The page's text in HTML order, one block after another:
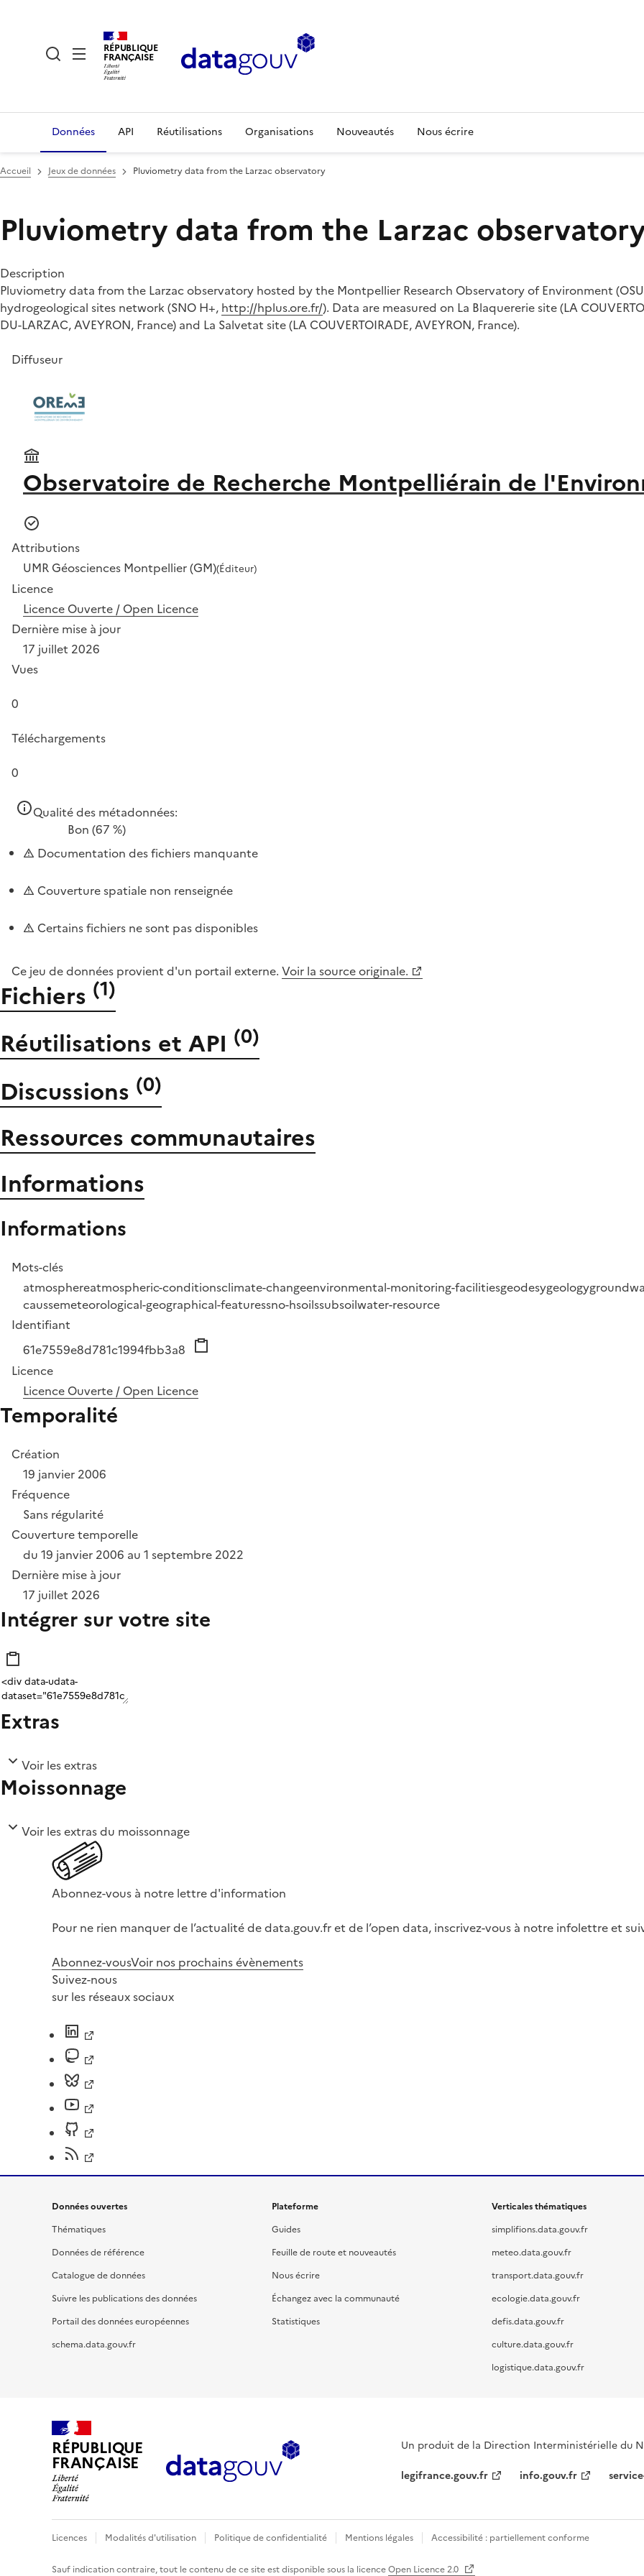
RÉPUBLIQUE
FRANÇAISE
Données API Réutilisations Organisations Nouveautés Nous écrire
Accueil Jeux de données Pluviometry data from the Larzac observatory
Pluviometry data from the Larzac
Description
Pluviometry data from the Larzac observatory hosted by the Montpellier Research Observatory of Environment (OSU
hydrogeological sites network (SNO H+, http://hplus.ore.fr/). Data are measured on La Blaquererie site (LA
DU-LARZAC, AVEYRON, France) and La Salvetat site (LA COUVERTOIRADE, AVEYRON, France).
Diffuseur
Observatoire de Recherche Montpelliérain de
Attributions
UMR Géosciences Montpellier (GM)(Éditeur)
Licence
Licence Ouverte / Open Licence
Dernière mise à jour
17 juillet 2026
Vues
0
Téléchargements
0
Qualité des métadonnées:
Bon (67 %)
Documentation des fichiers manquante
Couverture spatiale non renseignée
Certains fichiers ne sont pas disponibles
Ce jeu de données provient d'un portail externe. Voir la source originale.
Fichiers (1)
Réutilisations et API (0)
Discussions (0)
Ressources communautaires
Informations
Informations
Mots-clés
atmosphereatmospheric-conditionsclimate-changeenvironmental-monitoring-facilitiesgeodesygeology
caussemeteorological-geographical-featuressno-hsoilssubsoilwater-resource
Identifiant
61e7559e8d781c1994fbb3a8
Licence
Licence Ouverte / Open Licence
Temporalité
Création
19 janvier 2006
Fréquence
Sans régularité
Couverture temporelle
du 19 janvier 2006 au 1 septembre 2022
Dernière mise à jour
17 juillet 2026
Intégrer sur votre site
Extras
Voir les extras
Moissonnage
Voir les extras du moissonnage
Abonnez-vous à notre lettre d'information
Pour ne rien manquer de l’actualité de data.gouv.fr et de l’open data, inscrivez-vous à notre infolettre et
Abonnez-vousVoir nos prochains évènements
Suivez-nous
sur les réseaux sociaux
Données ouvertes
Thématiques
Données de référence
Catalogue de données
Suivre les publications des données
Portail des données européennes
schema.data.gouv.fr
Plateforme
Guides
Feuille de route et nouveautés
Nous écrire
Échangez avec la communauté
Statistiques
Verticales thématiques
simplifions.data.gouv.fr
meteo.data.gouv.fr
transport.data.gouv.fr
ecologie.data.gouv.fr
defis.data.gouv.fr
culture.data.gouv.fr
logistique.data.gouv.fr
RÉPUBLIQUE
FRANÇAISE
Un produit de la Direction Interministérielle du
legifrance.gouv.fr
info.gouv.fr
Licences Modalités d'utilisation Politique de confidentialité Mentions légales Accessibilité : partiellement conforme
Sauf indication contraire, tout le contenu de ce site est disponible sous la licenceOpen Licence 2.0